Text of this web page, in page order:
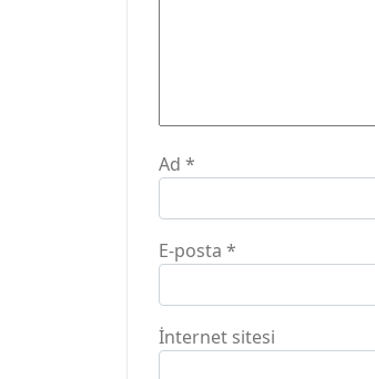
Ad *
E-posta *
İnternet sitesi